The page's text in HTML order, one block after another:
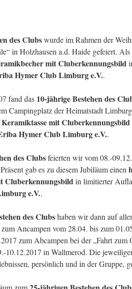
des Clubswurde im Rahmen der
in Holzhausen a.d. Haide gefeiert. Als
mit Cluberkennungsbild
Hymer Club Limburg e.V..
fand das 10-jährige Bestehendes
Campingplatz der Heimatstadt
Keramiktassemit Cluberkennungsbild
Hymer Club Limburg e.V..
des Clubsfeierten wir vom 08.-
gab es zu diesem Jubiläum einen
Cluberkennungsbildin limitierter
e.V..
des Clubshaben wir dann auf
Ancampen vom 28.04. bis zum
zum Abcampen bei der „Fahrt
10.12.2017 in Wallmerod. Die
persönlich und in der Gruppe,